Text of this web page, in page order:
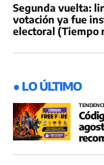
Segunda vuelta:
votación ya fue
electoral (Tiempo
● LO ÚLTIMO